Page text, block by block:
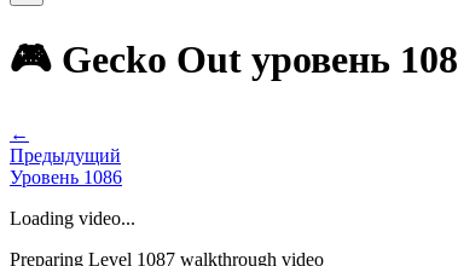
🎮 Gecko Out уровень
←
Предыдущий
Уровень 1086
Loading video...
Preparing Level 1087 walkthrough video